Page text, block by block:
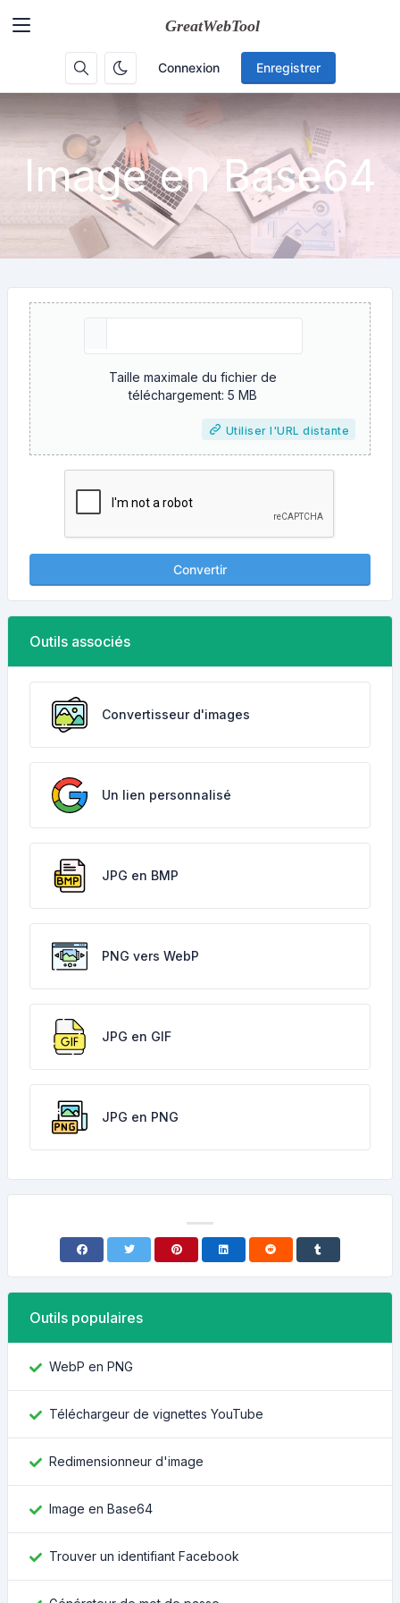
Connexion Enregistrer
Image en Base64
Taille maximale du fichier de
téléchargement: 5 MB
Utiliser l'URL distante
Convertir
Outils associés
Convertisseur d'images
Un lien personnalisé
JPG en BMP
PNG vers WebP
JPG en GIF
JPG en PNG
Outils populaires
WebP en PNG
Téléchargeur de vignettes YouTube
Redimensionneur d'image
Image en Base64
Trouver un identifiant Facebook